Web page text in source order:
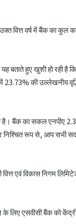
वित्त वर्ष में बैंक का
हुए खुशी हो रही है कि
23.73% की उल्लेखनीय
का सकल एनपीए
निश्चित रूप से, आप सभी
एवं विकास निगम
लिए एसवीसी बैंक को
सीईए
टीएसयू